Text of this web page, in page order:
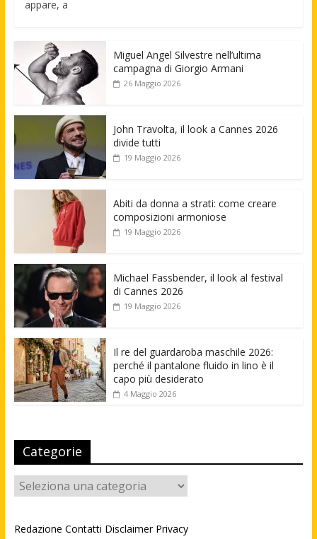
appare, a
Miguel Angel Silvestre nell’ultima
campagna di Giorgio Armani
26 Maggio 2026
John Travolta, il look a Cannes 2026
divide tutti
19 Maggio 2026
Abiti da donna a strati: come creare
composizioni armoniose
19 Maggio 2026
Michael Fassbender, il look al festival
di Cannes 2026
19 Maggio 2026
Il re del guardaroba maschile 2026:
perché il pantalone fluido in lino è il
capo più desiderato
4 Maggio 2026
Categorie
Categorie
Redazione Contatti Disclaimer Privacy